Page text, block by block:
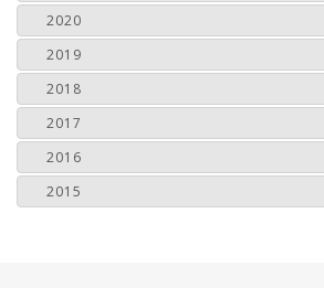
2020
2019
2018
2017
2016
2015